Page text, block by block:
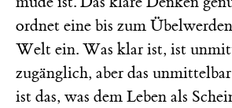
ordnet eine bis zum
Welt ein. Was klar ist, ist
zugänglich, aber das
ist das, was dem Leben als